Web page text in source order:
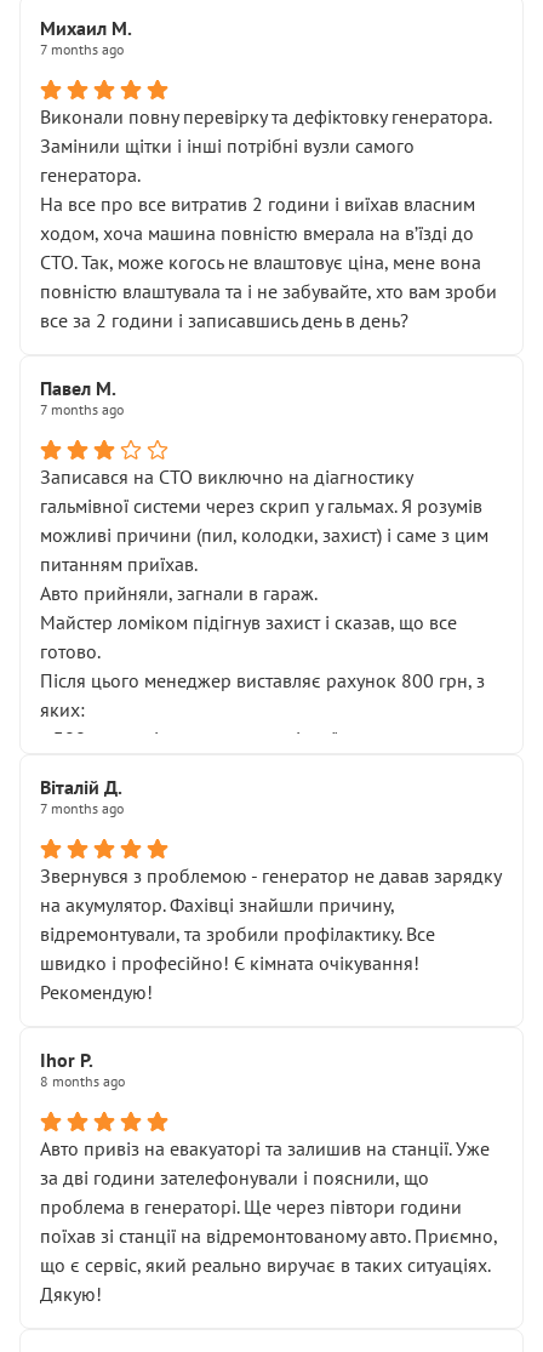
Михаил М.
7 months ago
Виконали повну перевірку та дефіктовку генератора.
Замінили щітки і інші потрібні вузли самого
генератора.
На все про все витратив 2 години і виїхав власним
ходом, хоча машина повністю вмерала на вʼїзді до
СТО. Так, може когось не влаштовує ціна, мене вона
повністю влаштувала та і не забувайте, хто вам зроби
все за 2 години і записавшись день в день?
Павел М.
7 months ago
Записався на СТО виключно на діагностику
гальмівної системи через скрип у гальмах. Я розумів
можливі причини (пил, колодки, захист) і саме з цим
питанням приїхав.
Авто прийняли, загнали в гараж.
Майстер ломіком підігнув захист і сказав, що все
готово.
Після цього менеджер виставляє рахунок 800 грн, з
яких:
• 300 грн — діагностика гальмівної системи
НЕ погоджував
послуга. Тим більше, я був поруч і жодної реальної
діагностики ходової не проводилось. Після
зауваження гроші за цю “послугу” повернули, що
лише підтвердило мою правоту.
Але головне — я виїжджаю з боксу, і скрип у гальмах
залишився таким самим, як і був. Тобто оплачена
Далі ситуація тільки погіршилась:
• сказали, що тепер “потрібно знімати колеса”
• що біля авто стояти вже не можна
• почали озвучувати купу додаткових робіт без
чіткого пояснення
( ну все зняли та доробили) дякую!
Окремий момент, який виглядає абсурдно:
мені заявили, що бачок гальмівної рідини потрібно
міняти разом із головним гальмівним циліндром у
Віталій Д.
7 months ago
Звернувся з проблемою - генератор не давав зарядку
на акумулятор. Фахівці знайшли причину,
відремонтували, та зробили профілактику. Все
швидко і професійно! Є кімната очікування!
Рекомендую!
Ihor P.
8 months ago
Авто привіз на евакуаторі та залишив на станції. Уже
за дві години зателефонували і пояснили, що
проблема в генераторі. Ще через півтори години
поїхав зі станції на відремонтованому авто. Приємно,
що є сервіс, який реально виручає в таких ситуаціях.
Дякую!